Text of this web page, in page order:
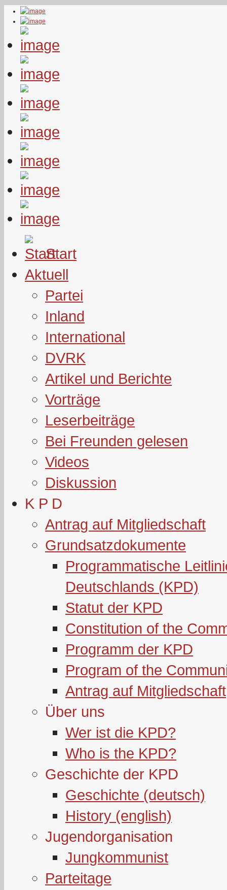
Start
Aktuell
Partei
Inland
International
DVRK
Artikel und Berichte
Vorträge
Leserbeiträge
Bei Freunden gelesen
Videos
Diskussion
K P D
Antrag auf Mitgliedschaft
Grundsatzdokumente
Programmatische
Deutschlands (KPD)
Statut der KPD
Constitution of the
Programm der KPD
Program of the
Antrag auf Mitgliedschaft
Über uns
Wer ist die KPD?
Who is the KPD?
Geschichte der KPD
Geschichte (deutsch)
History (english)
Jugendorganisation
Jungkommunist
Parteitage